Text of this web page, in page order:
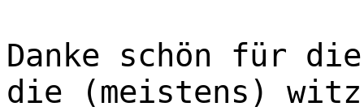
Danke schön für
die (meistens)